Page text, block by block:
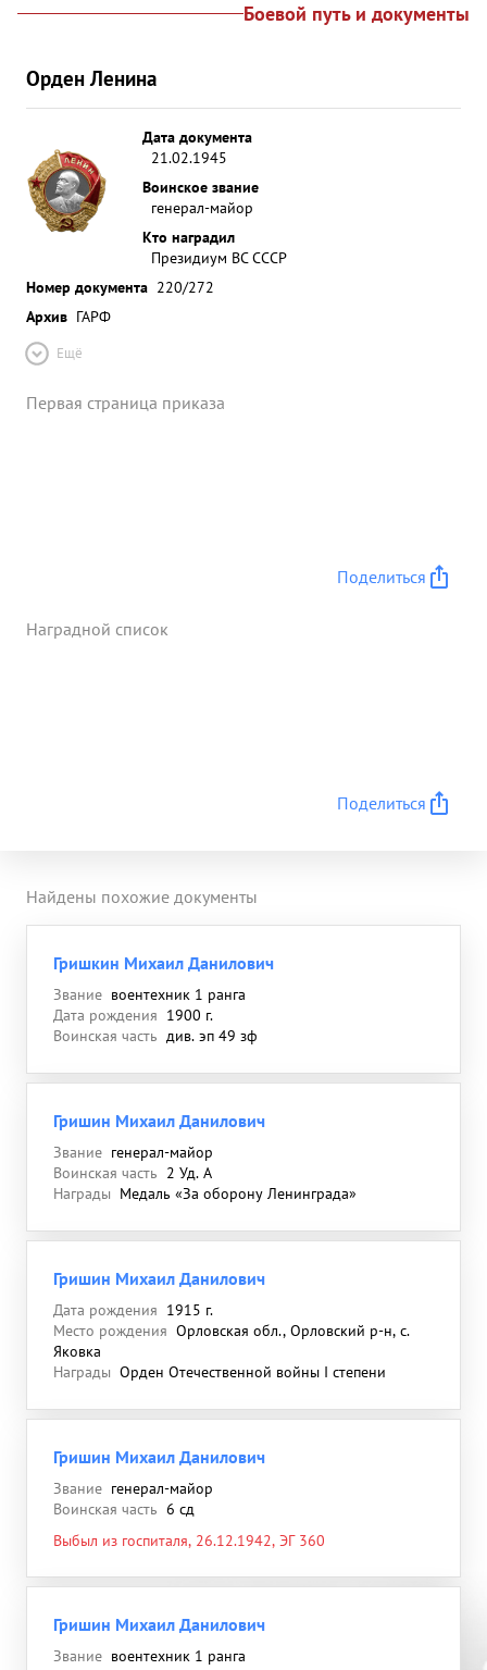
Боевой путь и документы
Орден Ленина
Дата документа
21.02.1945
Воинское звание
генерал-майор
Кто наградил
Президиум ВС СССР
Номер документа 220/272
Архив ГАРФ
Ещё
Первая страница приказа
Поделиться
Наградной список
Поделиться
Найдены похожие документы
Гришкин Михаил Данилович
Звание воентехник 1 ранга
Дата рождения 1900 г.
Воинская часть див. эп 49 зф
Гришин Михаил Данилович
Звание генерал-майор
Воинская часть 2 Уд. А
Награды Медаль «За оборону Ленинграда»
Гришин Михаил Данилович
Дата рождения 1915 г.
Место рождения Орловская обл., Орловский р-н, с.
Яковка
Награды Орден Отечественной войны I степени
Гришин Михаил Данилович
Звание генерал-майор
Воинская часть 6 сд
Выбыл из госпиталя, 26.12.1942, ЭГ 360
Гришин Михаил Данилович
Звание воентехник 1 ранга